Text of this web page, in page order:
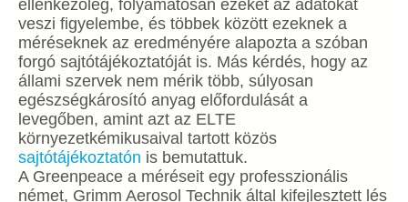
ellenkezőleg, folyamatosan ezeket az adatokat
veszi figyelembe, és többek között ezeknek a
méréseknek az eredményére alapozta a szóban
forgó sajtótájékoztatóját is. Más kérdés, hogy az
állami szervek nem mérik több, súlyosan
egészségkárosító anyag előfordulását a
levegőben, amint azt az ELTE
környezetkémikusaival tartott közös
sajtótájékoztatón is bemutattuk.
A Greenpeace a méréseit egy professzionális
német, Grimm Aerosol Technik által kifejlesztett lés